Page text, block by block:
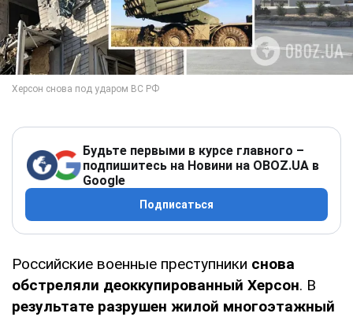
Будьте первыми в курсе главного –
подпишитесь на Новини на OBOZ.UA в
Google
Подписаться
Российские военные преступники снова
обстреляли деоккупированный Херсон. В
результате разрушен жилой многоэтажный